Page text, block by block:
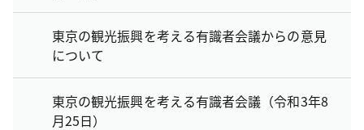
東京の観光振興を考える有識者会議からの意見
について
東京の観光振興を考える有識者会議（令和3年8
月25日）